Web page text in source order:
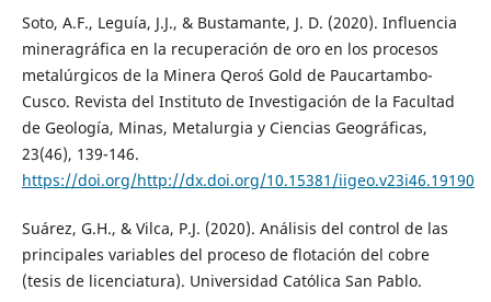
Soto, A.F., Leguía, J.J., & Bustamante, J. D. (2020). Influencia
mineragráfica en la recuperación de oro en los procesos
metalúrgicos de la Minera Qero´s Gold de Paucartambo-
Cusco. Revista del Instituto de Investigación de la Facultad
de Geología, Minas, Metalurgia y Ciencias Geográficas,
23(46), 139-146.
https://doi.org/http://dx.doi.org/10.15381/iigeo.v23i46.19190
Suárez, G.H., & Vilca, P.J. (2020). Análisis del control de las
principales variables del proceso de flotación del cobre
(tesis de licenciatura). Universidad Católica San Pablo.